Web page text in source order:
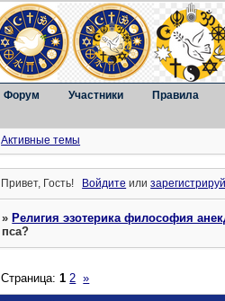
Форум Участники Правила
Активные темы
Привет, Гость! Войдите или
»Религия эзотерика философия
пса?
Страница:1 2 »